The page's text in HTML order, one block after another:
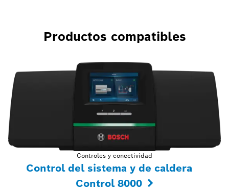
Productos compatibles
Controles y conectividad
Control del sistema y de caldera
Control 8000